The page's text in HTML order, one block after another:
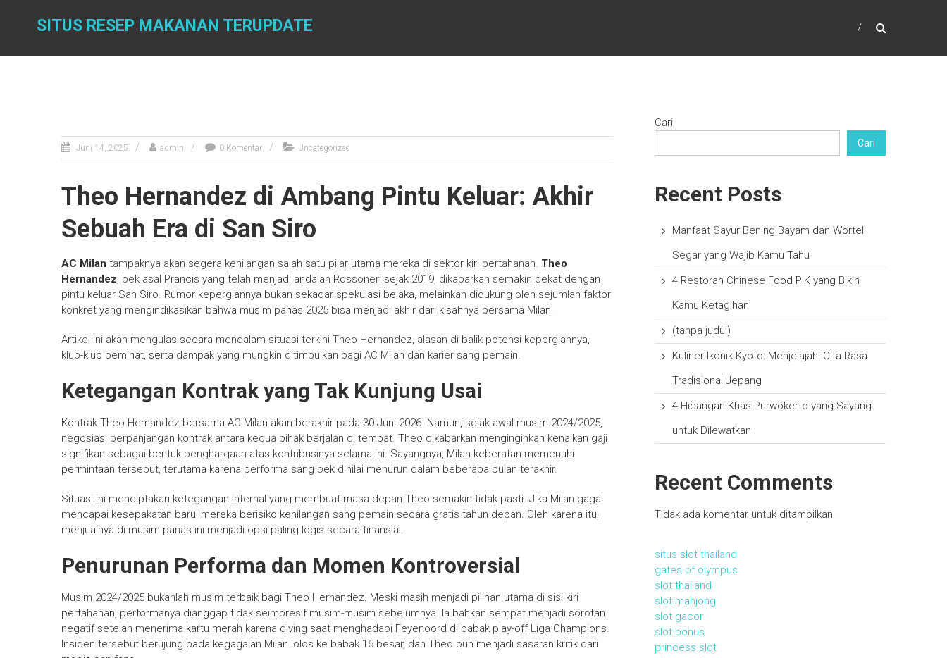
SITUS RESEP MAKANAN TERUPDATE
Juni 14, 2025 admin 0 Komentar Uncategorized
Theo Hernandez di Ambang Pintu Keluar: Akhir
Sebuah Era di San Siro
AC Milan tampaknya akan segera kehilangan salah satu pilar utama mereka di sektor kiri pertahanan. Theo
Hernandez, bek asal Prancis yang telah menjadi andalan Rossoneri sejak 2019, dikabarkan semakin dekat dengan
pintu keluar San Siro. Rumor kepergiannya bukan sekadar spekulasi belaka, melainkan didukung oleh sejumlah faktor
konkret yang mengindikasikan bahwa musim panas 2025 bisa menjadi akhir dari kisahnya bersama Milan.
Artikel ini akan mengulas secara mendalam situasi terkini Theo Hernandez, alasan di balik potensi kepergiannya,
klub-klub peminat, serta dampak yang mungkin ditimbulkan bagi AC Milan dan karier sang pemain.
Ketegangan Kontrak yang Tak Kunjung Usai
Kontrak Theo Hernandez bersama AC Milan akan berakhir pada 30 Juni 2026. Namun, sejak awal musim 2024/2025,
negosiasi perpanjangan kontrak antara kedua pihak berjalan di tempat. Theo dikabarkan menginginkan kenaikan gaji
signifikan sebagai bentuk penghargaan atas kontribusinya selama ini. Sayangnya, Milan keberatan memenuhi
permintaan tersebut, terutama karena performa sang bek dinilai menurun dalam beberapa bulan terakhir.
Situasi ini menciptakan ketegangan internal yang membuat masa depan Theo semakin tidak pasti. Jika Milan gagal
mencapai kesepakatan baru, mereka berisiko kehilangan sang pemain secara gratis tahun depan. Oleh karena itu,
menjualnya di musim panas ini menjadi opsi paling logis secara finansial.
Penurunan Performa dan Momen Kontroversial
Musim 2024/2025 bukanlah musim terbaik bagi Theo Hernandez. Meski masih menjadi pilihan utama di sisi kiri
pertahanan, performanya dianggap tidak seimpresif musim-musim sebelumnya. Ia bahkan sempat menjadi sorotan
negatif setelah menerima kartu merah karena diving saat menghadapi Feyenoord di babak play-off Liga Champions.
Insiden tersebut berujung pada kegagalan Milan lolos ke babak 16 besar, dan Theo pun menjadi sasaran kritik dari
Cari
Cari
Recent Posts
Manfaat Sayur Bening Bayam dan Wortel
Segar yang Wajib Kamu Tahu
4 Restoran Chinese Food PIK yang Bikin
Kamu Ketagihan
(tanpa judul)
Kuliner Ikonik Kyoto: Menjelajahi Cita Rasa
Tradisional Jepang
4 Hidangan Khas Purwokerto yang Sayang
untuk Dilewatkan
Recent Comments
Tidak ada komentar untuk ditampilkan.
situs slot thailand
gates of olympus
slot thailand
slot mahjong
slot gacor
slot bonus
princess slot